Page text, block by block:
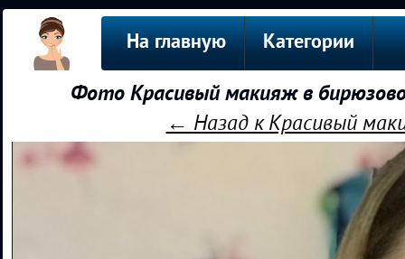
На главную Категории
Фото Красивый макияж в
← Назад к Красивый